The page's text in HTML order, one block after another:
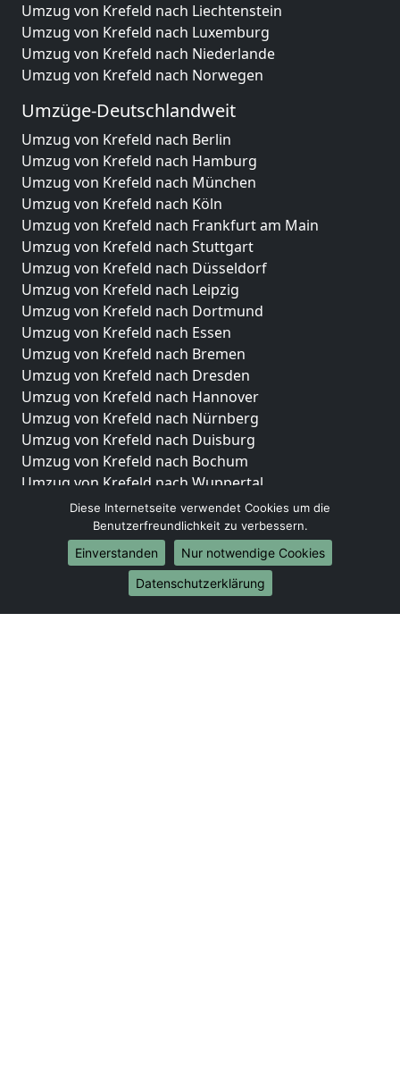
Umzug von Krefeld nach Liechtenstein
Umzug von Krefeld nach Luxemburg
Umzug von Krefeld nach Niederlande
Umzug von Krefeld nach Norwegen
Umzüge-Deutschlandweit
Umzug von Krefeld nach Berlin
Umzug von Krefeld nach Hamburg
Umzug von Krefeld nach München
Umzug von Krefeld nach Köln
Umzug von Krefeld nach Frankfurt am Main
Umzug von Krefeld nach Stuttgart
Umzug von Krefeld nach Düsseldorf
Umzug von Krefeld nach Leipzig
Umzug von Krefeld nach Dortmund
Umzug von Krefeld nach Essen
Umzug von Krefeld nach Bremen
Umzug von Krefeld nach Dresden
Umzug von Krefeld nach Hannover
Umzug von Krefeld nach Nürnberg
Umzug von Krefeld nach Duisburg
Umzug von Krefeld nach Bochum
Umzug von Krefeld nach Wuppertal
Umzug von Krefeld nach Bielefeld
Umzug von Krefeld nach Bonn
Umzug von Krefeld nach Münster
Internationale-Umzüge
Umzug von Krefeld nach Brasilien
Diese Internetseite verwendet Cookies um die
Benutzerfreundlichkeit zu verbessern.
Einverstanden
Nur notwendige Cookies
Datenschutzerklärung